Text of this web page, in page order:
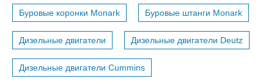
Буровые коронки Monark Буровые штанги Monark
Дизельные двигатели Дизельные двигатели Deutz
Дизельные двигатели Cummins